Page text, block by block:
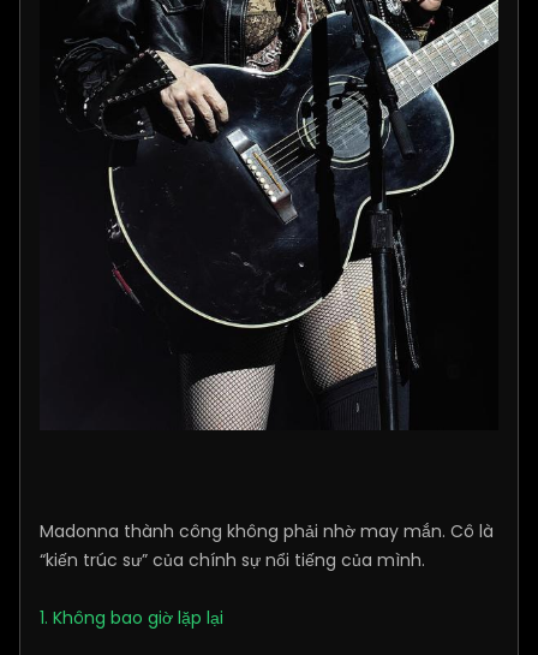
Madonna thành công không phải nhờ may mắn. Cô là
“kiến trúc sư” của chính sự nổi tiếng của mình.
1. Không bao giờ lặp lại